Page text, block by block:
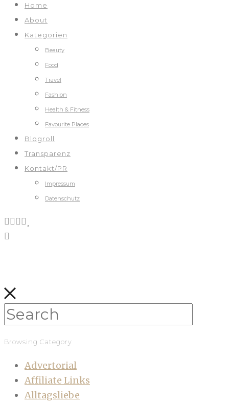
Home
About
Kategorien
Beauty
Food
Travel
Fashion
Health & Fitness
Favourite Places
Blogroll
Transparenz
Kontakt/PR
Impressum
Datenschutz
Browsing Category
Advertorial
Affiliate Links
Alltagsliebe